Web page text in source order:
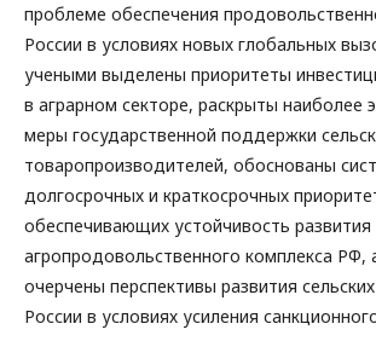
проблеме обеспечения
России в условиях новых глобальных
учеными выделены приоритеты
в аграрном секторе, раскрыты наиболее
меры государственной поддержки
товаропроизводителей, обоснованы
долгосрочных и краткосрочных
обеспечивающих устойчивость развития
агропродовольственного комплекса РФ,
очерчены перспективы развития
России в условиях усиления